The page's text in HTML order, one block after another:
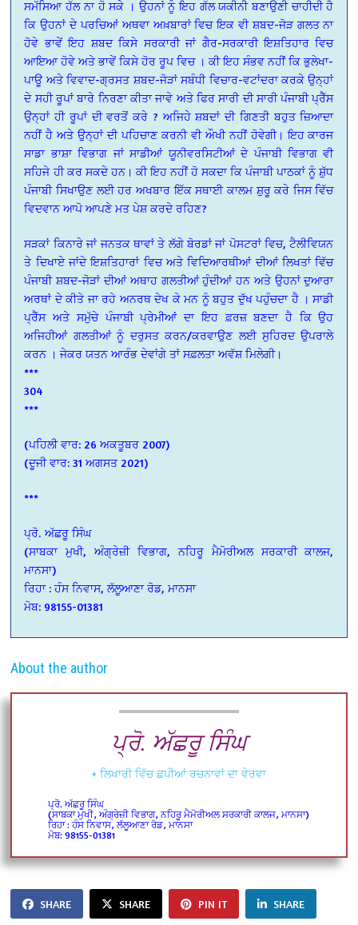
ਸਮੱਸਿਆ ਹੱਲ ਨਾ ਹੋ ਸਕੇ । ਉਹਨਾਂ ਨੂੰ ਇਹ ਗੱਲ ਯਕੀਨੀ ਬਣਾਉਣੀ ਚਾਹੀਦੀ ਹੈ
ਕਿ ਉਹਨਾਂ ਦੇ ਪਰਚਿਆਂ ਅਥਵਾ ਅਖ਼ਬਾਰਾਂ ਵਿਚ ਇਕ ਵੀ ਸ਼ਬਦ-ਜੋੜ ਗਲਤ ਨਾ
ਹੋਵੇ ਭਾਵੇਂ ਇਹ ਸ਼ਬਦ ਕਿਸੇ ਸਰਕਾਰੀ ਜਾਂ ਗੈਰ-ਸਰਕਾਰੀ ਇਸ਼ਤਿਹਾਰ ਵਿਚ
ਆਇਆ ਹੋਵੇ ਅਤੇ ਭਾਵੇਂ ਕਿਸੇ ਹੋਰ ਰੂਪ ਵਿਚ । ਕੀ ਇਹ ਸੰਭਵ ਨਹੀਂ ਕਿ ਭੁਲੇਖਾ-
ਪਾਊ ਅਤੇ ਵਿਵਾਦ-ਗ੍ਰਸਤ ਸ਼ਬਦ-ਜੋੜਾਂ ਸਬੰਧੀ ਵਿਚਾਰ-ਵਟਾਂਦਰਾ ਕਰਕੇ ਉਨ੍ਹਾਂ
ਦੇ ਸਹੀ ਰੂਪਾਂ ਬਾਰੇ ਨਿਰਣਾ ਕੀਤਾ ਜਾਵੇ ਅਤੇ ਫਿਰ ਸਾਰੀ ਦੀ ਸਾਰੀ ਪੰਜਾਬੀ ਪ੍ਰੈੱਸ
ਉਨ੍ਹਾਂ ਹੀ ਰੂਪਾਂ ਦੀ ਵਰਤੋਂ ਕਰੇ ? ਅਜਿਹੇ ਸ਼ਬਦਾਂ ਦੀ ਗਿਣਤੀ ਬਹੁਤ ਜ਼ਿਆਦਾ
ਨਹੀਂ ਹੈ ਅਤੇ ਉਨ੍ਹਾਂ ਦੀ ਪਹਿਚਾਣ ਕਰਨੀ ਵੀ ਔਖੀ ਨਹੀਂ ਹੋਵੇਗੀ। ਇਹ ਕਾਰਜ
ਸਾਡਾ ਭਾਸ਼ਾ ਵਿਭਾਗ ਜਾਂ ਸਾਡੀਆਂ ਯੂਨੀਵਰਸਿਟੀਆਂ ਦੇ ਪੰਜਾਬੀ ਵਿਭਾਗ ਵੀ
ਸਹਿਜੇ ਹੀ ਕਰ ਸਕਦੇ ਹਨ। ਕੀ ਇਹ ਨਹੀਂ ਹੋ ਸਕਦਾ ਕਿ ਪੰਜਾਬੀ ਪਾਠਕਾਂ ਨੂੰ ਸ਼ੁੱਧ
ਪੰਜਾਬੀ ਸਿਖਾਉਣ ਲਈ ਹਰ ਅਖਬਾਰ ਇੱਕ ਸਥਾਈ ਕਾਲਮ ਸ਼ੁਰੂ ਕਰੇ ਜਿਸ ਵਿੱਚ
ਵਿਦਵਾਨ ਆਪੋ ਆਪਣੇ ਮਤ ਪੇਸ਼ ਕਰਦੇ ਰਹਿਣ?
ਸੜਕਾਂ ਕਿਨਾਰੇ ਜਾਂ ਜਨਤਕ ਥਾਵਾਂ ਤੇ ਲੱਗੇ ਬੋਰਡਾਂ ਜਾਂ ਪੋਸਟਰਾਂ ਵਿਚ, ਟੈਲੀਵਿਯਨ
ਤੇ ਦਿਖਾਏ ਜਾਂਦੇ ਇਸ਼ਤਿਹਾਰਾਂ ਵਿਚ ਅਤੇ ਵਿਦਿਆਰਥੀਆਂ ਦੀਆਂ ਲਿਖਤਾਂ ਵਿੱਚ
ਪੰਜਾਬੀ ਸ਼ਬਦ-ਜੋੜਾਂ ਦੀਆਂ ਅਥਾਹ ਗਲਤੀਆਂ ਹੁੰਦੀਆਂ ਹਨ ਅਤੇ ਉਹਨਾਂ ਦੁਆਰਾ
ਅਰਥਾਂ ਦੇ ਕੀਤੇ ਜਾ ਰਹੇ ਅਨਰਥ ਦੇਖ ਕੇ ਮਨ ਨੂੰ ਬਹੁਤ ਦੁੱਖ ਪਹੁੰਚਦਾ ਹੈ । ਸਾਡੀ
ਪ੍ਰੈੱਸ ਅਤੇ ਸਮੁੱਚੇ ਪੰਜਾਬੀ ਪ੍ਰੇਮੀਆਂ ਦਾ ਇਹ ਫ਼ਰਜ਼ ਬਣਦਾ ਹੈ ਕਿ ਉਹ
ਅਜਿਹੀਆਂ ਗਲਤੀਆਂ ਨੂੰ ਦਰੁਸਤ ਕਰਨ/ਕਰਵਾਉਣ ਲਈ ਸੁਹਿਰਦ ਉਪਰਾਲੇ
ਕਰਨ । ਜੇਕਰ ਯਤਨ ਆਰੰਭ ਦੇਵਾਂਗੇ ਤਾਂ ਸਫ਼ਲਤਾ ਅਵੱਸ਼ ਮਿਲੇਗੀ।
***
304
***
(ਪਹਿਲੀ ਵਾਰ: 26 ਅਕਤੂਬਰ 2007)
(ਦੂਜੀ ਵਾਰ: 31 ਅਗਸਤ 2021)
***
ਪ੍ਰੋ. ਅੱਛਰੂ ਸਿੰਘ
(ਸਾਬਕਾ ਮੁਖੀ, ਅੰਗ੍ਰੇਜ਼ੀ ਵਿਭਾਗ, ਨਹਿਰੂ ਮੈਮੋਰੀਅਲ ਸਰਕਾਰੀ ਕਾਲਜ,
ਮਾਨਸਾ)
ਰਿਹਾ : ਹੰਸ ਨਿਵਾਸ, ਲੱਲੂਆਣਾ ਰੋਡ, ਮਾਨਸਾ
ਮੋਬ: 98155-01381
About the author
ਪ੍ਰੋ. ਅੱਛਰੂ ਸਿੰਘ
+ ਲਿਖਾਰੀ ਵਿੱਚ ਛਪੀਆਂ ਰਚਨਾਵਾਂ ਦਾ ਵੇਰਵਾ
ਪ੍ਰੋ. ਅੱਛਰੂ ਸਿੰਘ
(ਸਾਬਕਾ ਮੁਖੀ, ਅੰਗ੍ਰੇਜ਼ੀ ਵਿਭਾਗ, ਨਹਿਰੂ ਮੈਮੋਰੀਅਲ ਸਰਕਾਰੀ ਕਾਲਜ, ਮਾਨਸਾ)
ਰਿਹਾ : ਹੰਸ ਨਿਵਾਸ, ਲੱਲੂਆਣਾ ਰੋਡ, ਮਾਨਸਾ
ਮੋਬ: 98155-01381
SHARE SHARE PIN IT SHARE